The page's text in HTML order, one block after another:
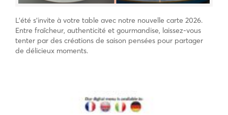
L’été s’invite à votre table avec notre nouvelle carte 2026.
Entre fraîcheur, authenticité et gourmandise, laissez-vous
tenter par des créations de saison pensées pour partager
de délicieux moments.